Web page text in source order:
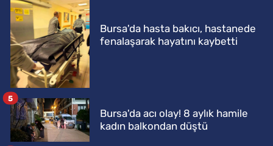
Bursa'da hasta bakıcı, hastanede
fenalaşarak hayatını kaybetti
Bursa'da acı olay! 8 aylık hamile
kadın balkondan düştü
5